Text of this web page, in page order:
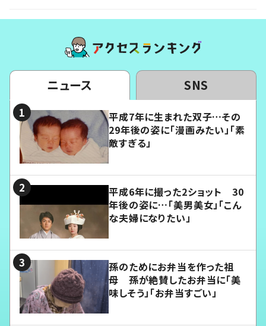
ニュース SNS
平成7年に生まれた双子…その
29年後の姿に「漫画みたい」「素
敵すぎる」
平成6年に撮った2ショット 30
年後の姿に…「美男美女」「こん
な夫婦になりたい」
孫のためにお弁当を作った祖
母 孫が絶賛したお弁当に「美
味しそう」「お弁当すごい」